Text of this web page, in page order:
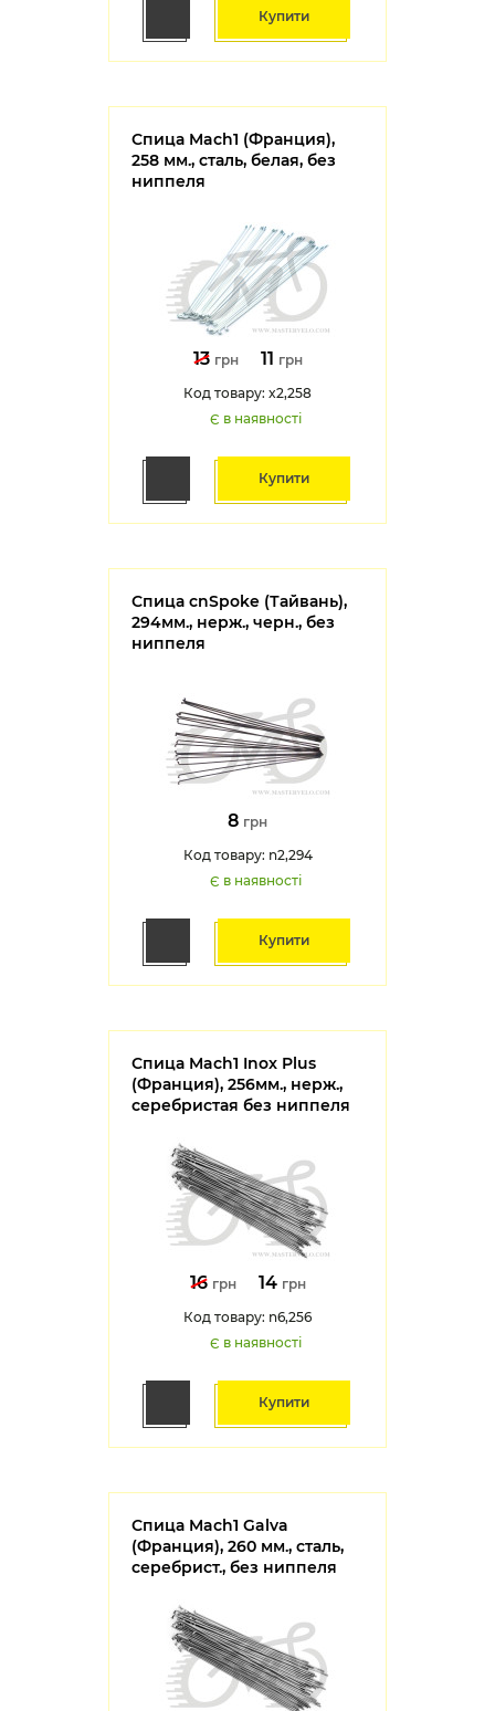
Купити
Спица Mach1 (Франция),
258 мм., сталь, белая, без
ниппеля
13 грн 11 грн
Код товару: x2,258
Є в наявності
Купити
Спица cnSpoke (Тайвань),
294мм., нерж., черн., без
ниппеля
8 грн
Код товару: n2,294
Є в наявності
Купити
Спица Mach1 Inox Plus
(Франция), 256мм., нерж.,
серебристая без ниппеля
16 грн 14 грн
Код товару: n6,256
Є в наявності
Купити
Спица Mach1 Galva
(Франция), 260 мм., сталь,
серебрист., без ниппеля